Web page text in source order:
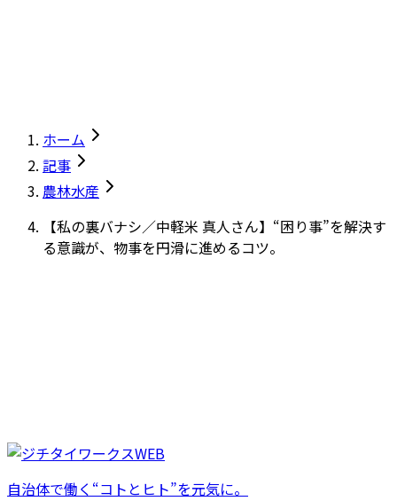
ホーム
記事
農林水産
【私の裏バナシ／中軽米 真人さん】“困り事”を解決す
る意識が、物事を円滑に進めるコツ。
自治体で働く“コトとヒト”を元気に。